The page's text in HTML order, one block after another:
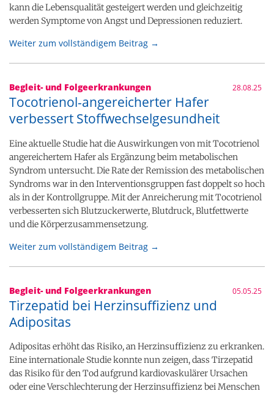
kann die Lebensqualität gesteigert werden und gleichzeitig
werden Symptome von Angst und Depressionen reduziert.
Weiter zum vollständigem Beitrag →
Begleit- und Folgeerkrankungen 28.08.25
Tocotrienol-angereicherter Hafer
verbessert Stoffwechselgesundheit
Eine aktuelle Studie hat die Auswirkungen von mit Tocotrienol
angereichertem Hafer als Ergänzung beim metabolischen
Syndrom untersucht. Die Rate der Remission des metabolischen
Syndroms war in den Interventionsgruppen fast doppelt so hoch
als in der Kontrollgruppe. Mit der Anreicherung mit Tocotrienol
verbesserten sich Blutzuckerwerte, Blutdruck, Blutfettwerte
und die Körperzusammensetzung.
Weiter zum vollständigem Beitrag →
Begleit- und Folgeerkrankungen 05.05.25
Tirzepatid bei Herzinsuffizienz und
Adipositas
Adipositas erhöht das Risiko, an Herzinsuffizienz zu erkranken.
Eine internationale Studie konnte nun zeigen, dass Tirzepatid
das Risiko für den Tod aufgrund kardiovaskulärer Ursachen
oder eine Verschlechterung der Herzinsuffizienz bei Menschen